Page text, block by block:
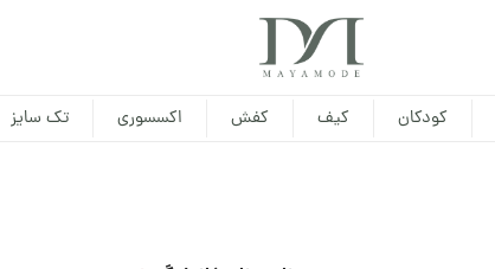
کودکان کیف کفش اکسسوری تک سایز